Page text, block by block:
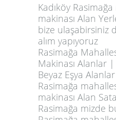
Kadıköy
makinası Alan
bize ulaşabirsiniz
alım yapıyoruz
Rasimağa
Makinası Alanlar |
Beyaz Eşya Alanlar
Rasimağa
makinası Alan
Rasimağa mizde